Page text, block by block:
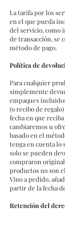
La tarifa por los
en el que pueda
del servicio, como
de transacción, se
método de pago.
Política de
Para cualquier
simplemente
empaques
(o recibo de
fecha en que
cambiaremos u
basado en el
tenga en cuenta lo
solo se pueden
compraron
productos no son
Vino a pedido,
partir de la fecha
Retención del